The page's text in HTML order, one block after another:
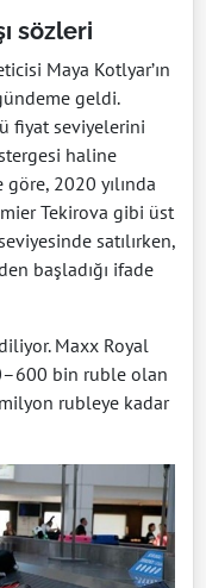
sözleri
Maya Kotlyar’ın
geldi.
fiyat seviyelerini
haline
2020 yılında
Tekirova gibi üst
satılırken,
başladığı ifade
Maxx Royal
bin ruble olan
rubleye kadar